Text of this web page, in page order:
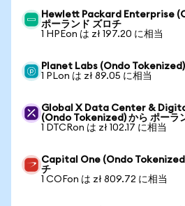
Hewlett Packard Enterprise
ポーランド ズロチ
1 HPEon は zł 197.20 に相当
Planet Labs (Ondo Tokenized)
1 PLon は zł 89.05 に相当
Global X Data Center &
(Ondo Tokenized) から ポーラ
1 DTCRon は zł 102.17 に相当
Capital One (Ondo Tokenized)
チ
1 COFon は zł 809.72 に相当